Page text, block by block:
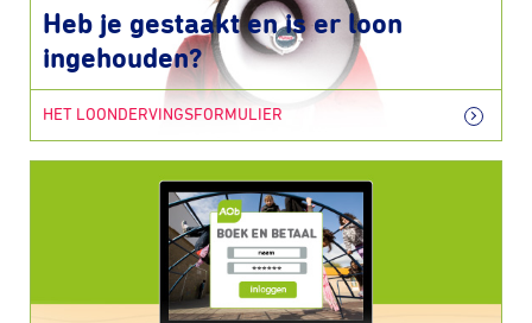
Heb je gestaakt en is er loon
ingehouden?
HET LOONDERVINGSFORMULIER